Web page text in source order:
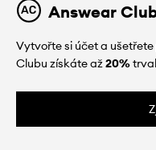
Answear
Vytvořte si účet a
Clubu získáte až20%